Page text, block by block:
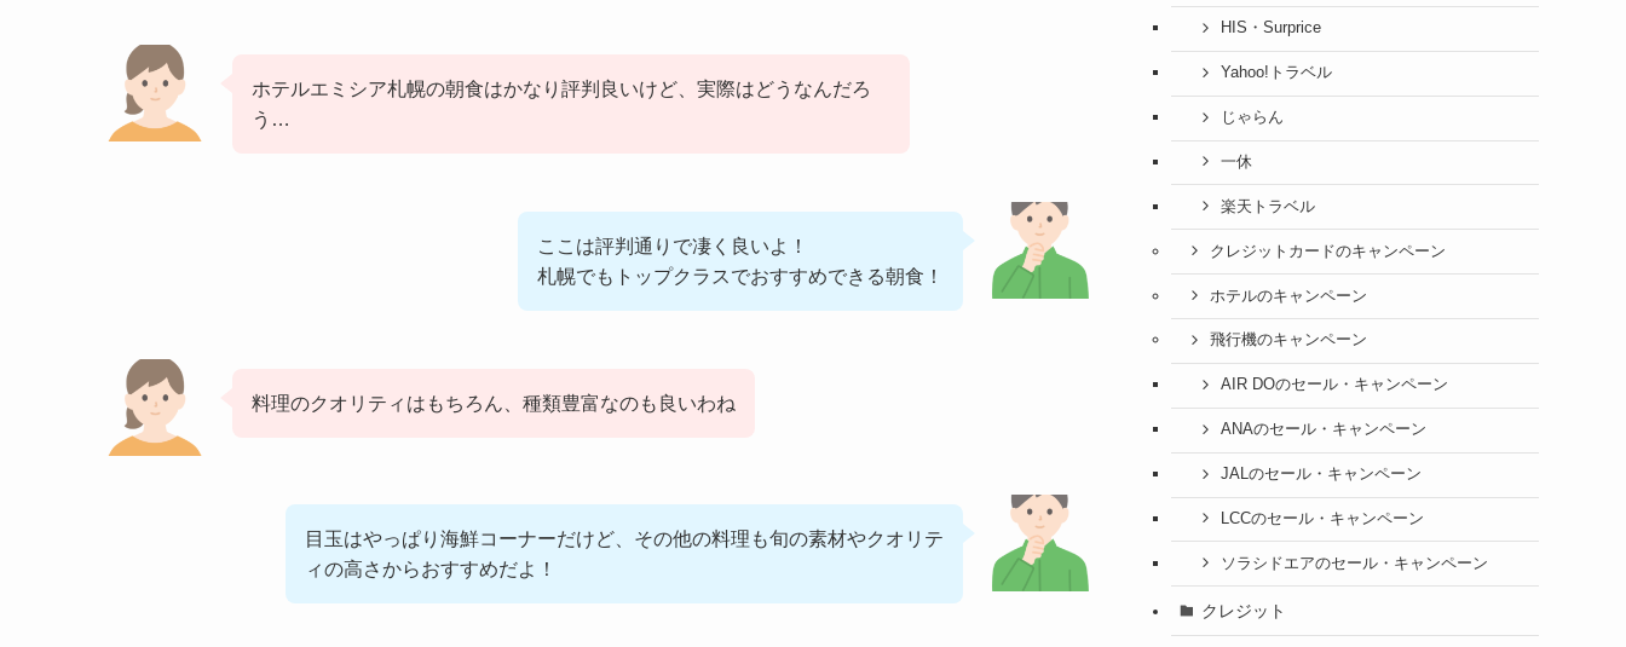
ホテルエミシア札幌の朝食はかなり評判良いけど、実際はどうなんだろ
う…
ここは評判通りで凄く良いよ！
札幌でもトップクラスでおすすめできる朝食！
料理のクオリティはもちろん、種類豊富なのも良いわね
目玉はやっぱり海鮮コーナーだけど、その他の料理も旬の素材やクオリテ
ィの高さからおすすめだよ！
HIS・Surprice
Yahoo!トラベル
じゃらん
一休
楽天トラベル
クレジットカードのキャンペーン
ホテルのキャンペーン
飛行機のキャンペーン
AIR DOのセール・キャンペーン
ANAのセール・キャンペーン
JALのセール・キャンペーン
LCCのセール・キャンペーン
ソラシドエアのセール・キャンペーン
クレジット